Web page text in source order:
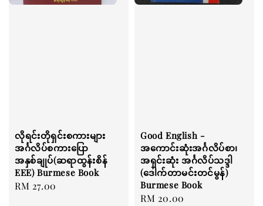
လိုရင်းတိုရှင်းစကားများ
အင်္ဂလိပ်စကားပြော
အနှစ်ချုပ်(ဆရာထွန်းစိန်
EEE) Burmese Book
Regular
RM 27.00
Good English -
အကောင်းဆုံးအင်္ဂလိပ်စာ၊
အရှင်းဆုံး အင်္ဂလိပ်သဒ္ဒါ
(ဒေါက်တာမင်းတင်မွန်)
Burmese Book
Regular
RM 20.00